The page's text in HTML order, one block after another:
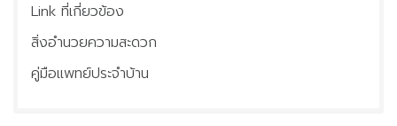
Link ที่เกี่ยวข้อง
สิ่งอำนวยความสะดวก
คู่มือแพทย์ประจำบ้าน